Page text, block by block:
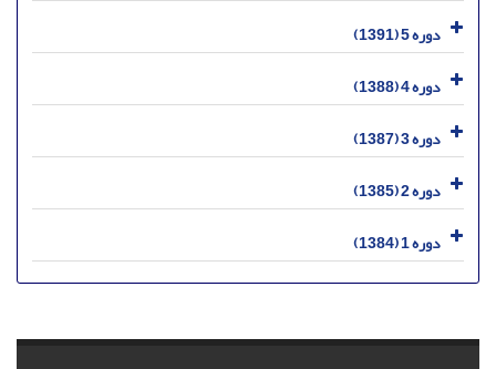
دوره 5 (1391)
دوره 4 (1388)
دوره 3 (1387)
دوره 2 (1385)
دوره 1 (1384)